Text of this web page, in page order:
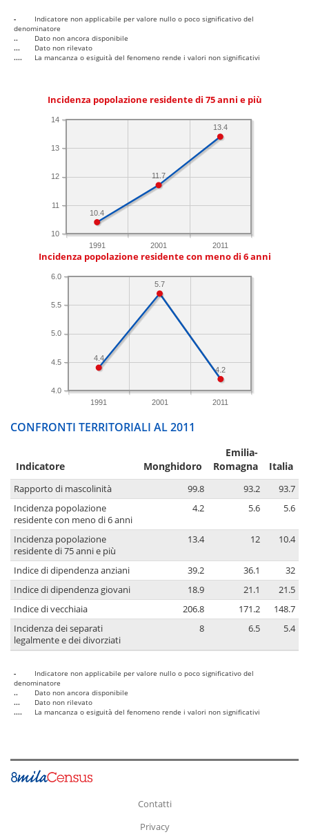
-
Indicatore non applicabile per valore nullo o poco significativo del
denominatore
..
Dato non ancora disponibile
...
Dato non rilevato
....
La mancanza o esiguità del fenomeno rende i valori non significativi
Incidenza popolazione residente di 75 anni e più
1991 2001 2011
10
11
12
13
14
13.4
11.7
10.4
Incidenza popolazione residente con meno di 6 anni
1991 2001 2011
4.0
4.5
5.0
5.5
6.0
4.2
5.7
4.4
CONFRONTI TERRITORIALI AL 2011
Indicatore Monghidoro
Emilia-
Romagna
Italia
Rapporto di mascolinità 99.8 93.2
93.7
Incidenza popolazione
residente con meno di 6 anni
4.2 5.6 5.6
Incidenza popolazione
residente di 75 anni e più
13.4 12 10.4
Indice di dipendenza anziani 39.2 36.1
32
Indice di dipendenza giovani
18.9 21.1
21.5
Indice di vecchiaia
206.8 171.2
148.7
Incidenza dei separati
legalmente e dei divorziati
8 6.5 5.4
-
Indicatore non applicabile per valore nullo o poco significativo del
denominatore
..
Dato non ancora disponibile
...
Dato non rilevato
....
La mancanza o esiguità del fenomeno rende i valori non significativi
Contatti
Privacy